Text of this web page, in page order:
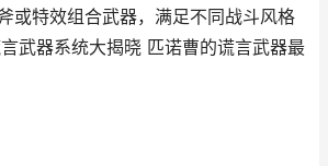
或特效组合武器，满足不同战斗风格
武器系统大揭晓 匹诺曹的谎言武器最